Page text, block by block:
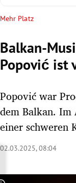
Untermenü
Untermenü
Mehr Platz
Balkan-
Popović ist
Popović war
dem Balkan.
einer schweren
02.03.2025, 08:04